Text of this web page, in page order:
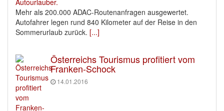
Mehr als 200.000 ADAC-Routenanfragen ausgewertet.
Autofahrer legen rund 840 Kilometer auf der Reise in den
Sommerurlaub zurück. [...]
Österreichs Tourismus profitiert vom
Franken-Schock
14.01.2016